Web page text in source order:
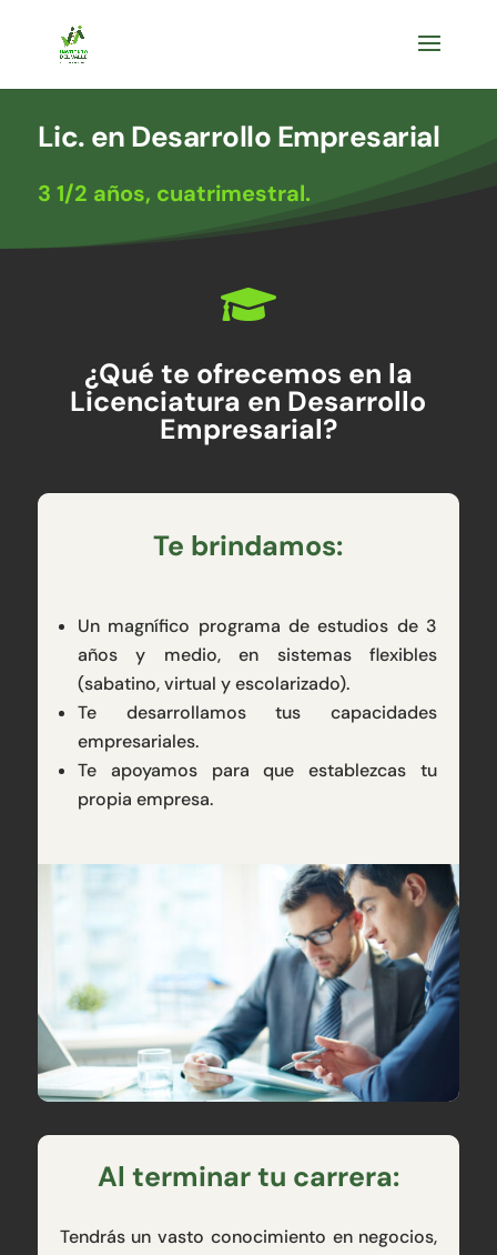
Lic. en Desarrollo Empresarial
3 1/2 años, cuatrimestral.

¿Qué te ofrecemos en la
Licenciatura en Desarrollo
Empresarial?
Te brindamos:
Un magnífico programa de estudios de 3
años y medio, en sistemas flexibles
(sabatino, virtual y escolarizado).
Te desarrollamos tus capacidades
empresariales.
Te apoyamos para que establezcas tu
propia empresa.
Al terminar tu carrera:
Tendrás un vasto conocimiento en negocios,